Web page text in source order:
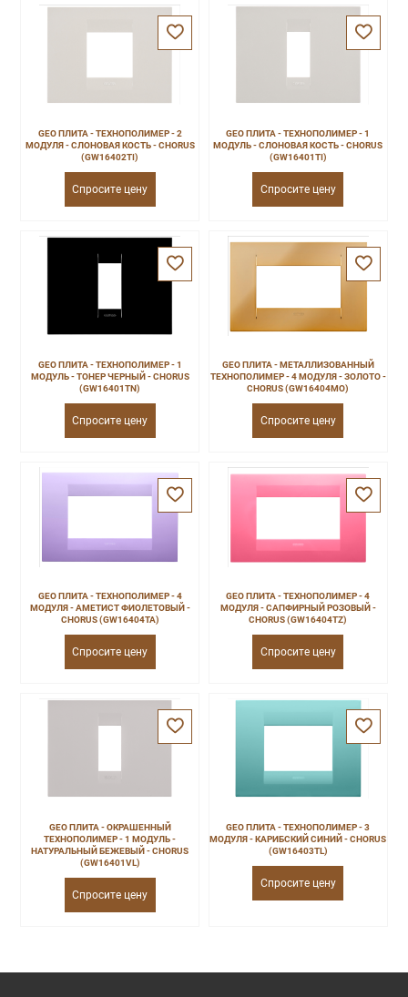
GEO ПЛИТА - ТЕХНОПОЛИМЕР - 2
МОДУЛЯ - СЛОНОВАЯ КОСТЬ - CHORUS
(GW16402TI)
Спросите цену
GEO ПЛИТА - ТЕХНОПОЛИМЕР - 1
МОДУЛЬ - СЛОНОВАЯ КОСТЬ - CHORUS
(GW16401TI)
Спросите цену
GEO ПЛИТА - ТЕХНОПОЛИМЕР - 1
МОДУЛЬ - ТОНЕР ЧЕРНЫЙ - CHORUS
(GW16401TN)
Спросите цену
GEO ПЛИТА - МЕТАЛЛИЗОВАННЫЙ
ТЕХНОПОЛИМЕР - 4 МОДУЛЯ - ЗОЛОТО -
CHORUS (GW16404MO)
Спросите цену
GEO ПЛИТА - ТЕХНОПОЛИМЕР - 4
МОДУЛЯ - АМЕТИСТ ФИОЛЕТОВЫЙ -
CHORUS (GW16404TA)
Спросите цену
GEO ПЛИТА - ТЕХНОПОЛИМЕР - 4
МОДУЛЯ - САПФИРНЫЙ РОЗОВЫЙ -
CHORUS (GW16404TZ)
Спросите цену
GEO ПЛИТА - ОКРАШЕННЫЙ
ТЕХНОПОЛИМЕР - 1 МОДУЛЬ -
НАТУРАЛЬНЫЙ БЕЖЕВЫЙ - CHORUS
(GW16401VL)
Спросите цену
GEO ПЛИТА - ТЕХНОПОЛИМЕР - 3
МОДУЛЯ - КАРИБСКИЙ СИНИЙ - CHORUS
(GW16403TL)
Спросите цену